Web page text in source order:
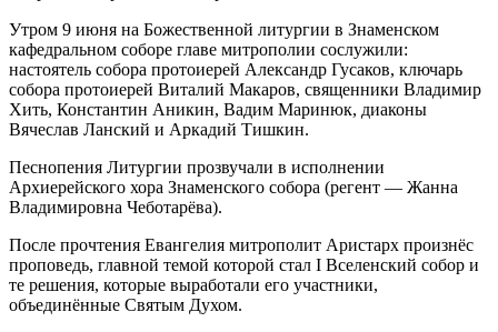
Утром 9 июня на Божественной литургии в Знаменском
кафедральном соборе главе митрополии сослужили:
настоятель собора протоиерей Александр Гусаков, ключарь
собора протоиерей Виталий Макаров, священники Владимир
Хить, Константин Аникин, Вадим Маринюк, диаконы
Вячеслав Ланский и Аркадий Тишкин.
Песнопения Литургии прозвучали в исполнении
Архиерейского хора Знаменского собора (регент — Жанна
Владимировна Чеботарёва).
После прочтения Евангелия митрополит Аристарх произнёс
проповедь, главной темой которой стал I Вселенский собор и
те решения, которые выработали его участники,
объединённые Святым Духом.